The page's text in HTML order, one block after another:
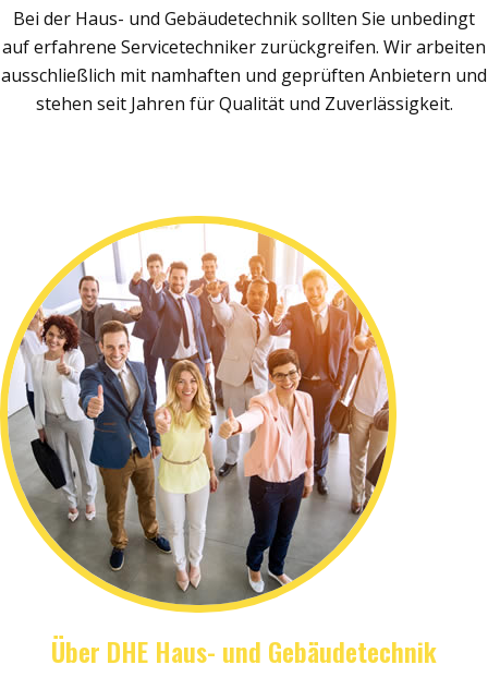
Bei der Haus- und Gebäudetechnik sollten Sie unbedingt
auf erfahrene Servicetechniker zurückgreifen. Wir arbeiten
ausschließlich mit namhaften und geprüften Anbietern und
stehen seit Jahren für Qualität und Zuverlässigkeit.
Über DHE Haus- und Gebäudetechnik